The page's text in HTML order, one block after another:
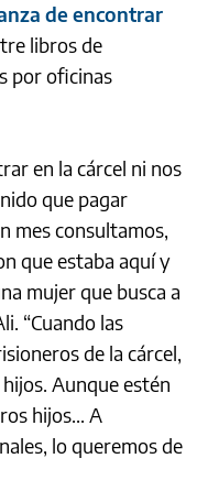
de encontrar
libros de
por oficinas
en la cárcel ni nos
que pagar
mes consultamos,
que estaba aquí y
mujer que busca a
“Cuando las
de la cárcel,
Aunque estén
hijos... A
lo queremos de